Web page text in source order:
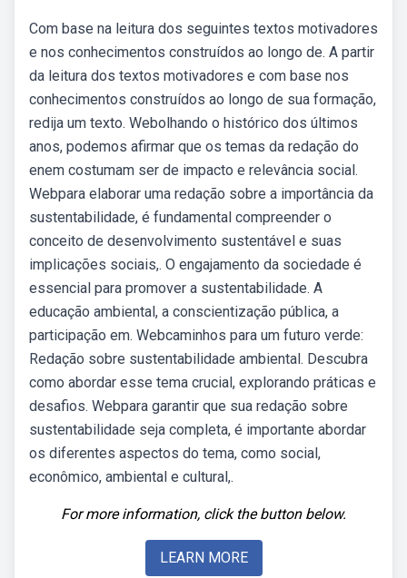
Com base na leitura dos seguintes textos motivadores
e nos conhecimentos construídos ao longo de. A partir
da leitura dos textos motivadores e com base nos
conhecimentos construídos ao longo de sua formação,
redija um texto. Webolhando o histórico dos últimos
anos, podemos afirmar que os temas da redação do
enem costumam ser de impacto e relevância social.
Webpara elaborar uma redação sobre a importância da
sustentabilidade, é fundamental compreender o
conceito de desenvolvimento sustentável e suas
implicações sociais,. O engajamento da sociedade é
essencial para promover a sustentabilidade. A
educação ambiental, a conscientização pública, a
participação em. Webcaminhos para um futuro verde:
Redação sobre sustentabilidade ambiental. Descubra
como abordar esse tema crucial, explorando práticas e
desafios. Webpara garantir que sua redação sobre
sustentabilidade seja completa, é importante abordar
os diferentes aspectos do tema, como social,
econômico, ambiental e cultural,.
For more information, click the button below.
LEARN MORE